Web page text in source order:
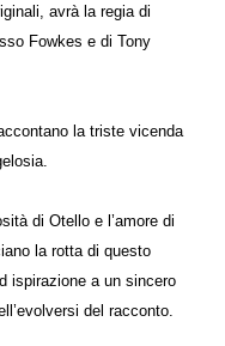
avrà la regia di
Fowkes e di Tony
la triste vicenda
di Otello e l’amore di
la rotta di questo
ispirazione a un sincero
del racconto.